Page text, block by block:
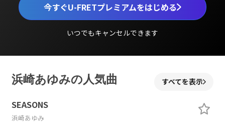
今すぐU-FRETプレミアムをはじめる
いつでもキャンセルできます
浜崎あゆみの人気曲 すべてを表示
SEASONS
浜崎あゆみ